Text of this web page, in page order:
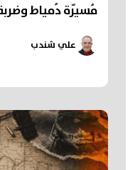
مُسيّرة دُمياط
علي شندب